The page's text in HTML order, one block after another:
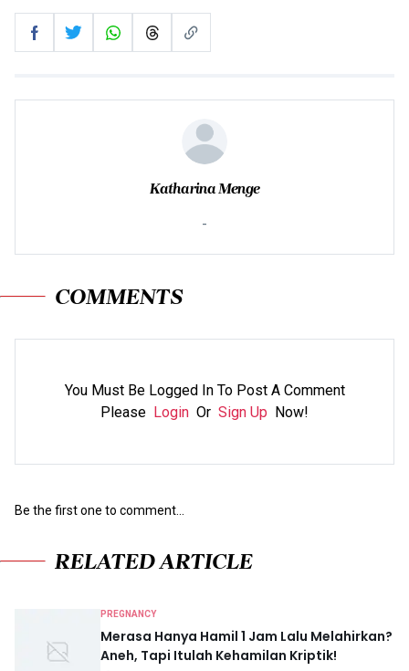
Katharina Menge
-
COMMENTS
You Must Be Logged In To Post A Comment
Please Login Or Sign Up Now!
Be the first one to comment...
RELATED ARTICLE
PREGNANCY
Merasa Hanya Hamil 1 Jam Lalu Melahirkan?
Aneh, Tapi Itulah Kehamilan Kriptik!